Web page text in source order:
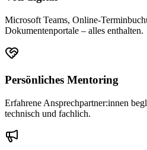
Microsoft Teams, Online-
Dokumentenportale – alles enthalten.
Persönliches Mentoring
Erfahrene Ansprechpartner:innen
technisch und fachlich.